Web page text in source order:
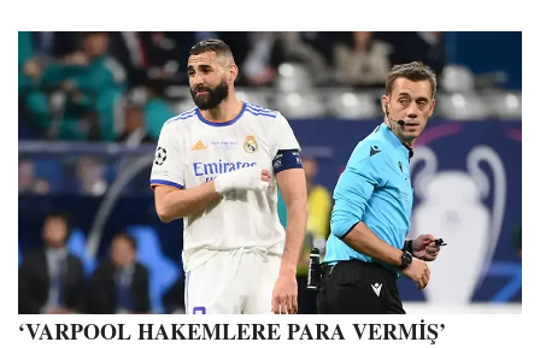
‘VARPOOL HAKEMLERE PARA VERMİŞ’